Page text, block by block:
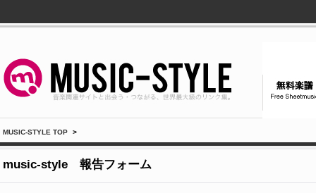
MUSIC-STYLE TOP >
music-style 報告フォーム